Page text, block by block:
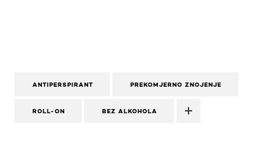
ANTIPERSPIRANT PREKOMJERNO ZNOJENJE
ROLL-ON BEZ ALKOHOLA